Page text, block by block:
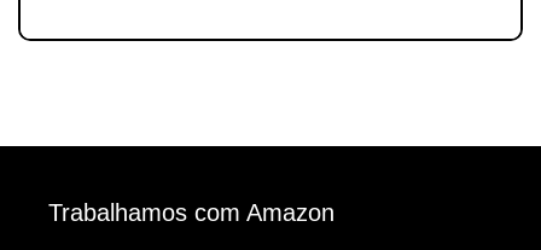
Trabalhamos com Amazon